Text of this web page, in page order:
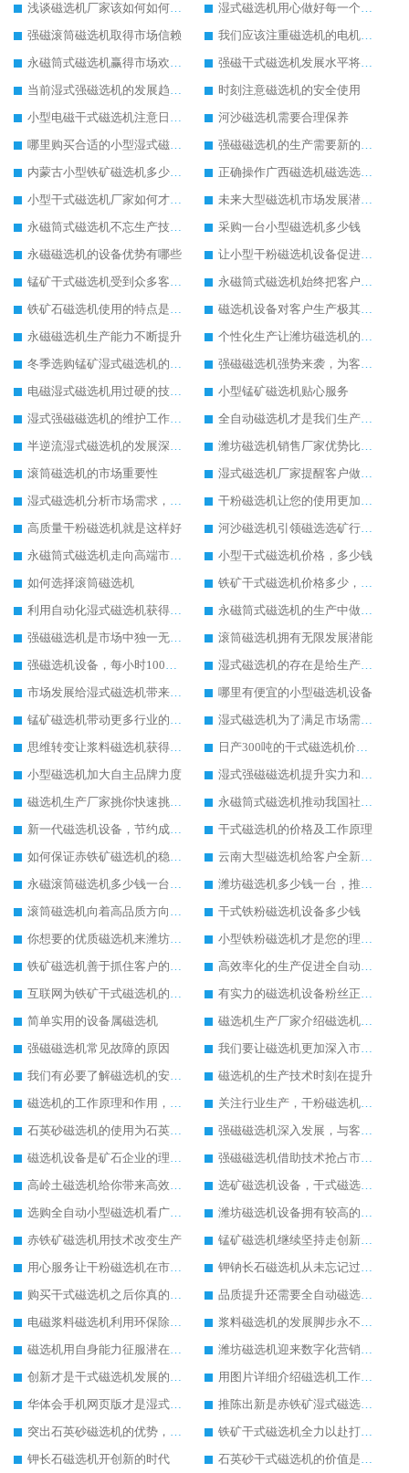
浅谈磁选机厂家该如何如何获得市场优势
湿式磁选机用心做好每一个生产环节
强磁滚筒磁选机取得市场信赖
我们应该注重磁选机的电机检修工作
永磁筒式磁选机赢得市场欢迎的原因
强磁干式磁选机发展水平将继续提高
当前湿式强磁选机的发展趋势与走向
时刻注意磁选机的安全使用
小型电磁干式磁选机注意日常的保养工作
河沙磁选机需要合理保养
哪里购买合适的小型湿式磁选机设备
强磁磁选机的生产需要新的思维模式
内蒙古小型铁矿磁选机多少钱一台
正确操作广西磁选机磁选选矿效果好
小型干式磁选机厂家如何才能做得更好
未来大型磁选机市场发展潜力无穷
永磁筒式磁选机不忘生产技术革新
采购一台小型磁选机多少钱
永磁磁选机的设备优势有哪些
让小型干粉磁选机设备促进您企业的成长
锰矿干式磁选机受到众多客户的推荐
永磁筒式磁选机始终把客户需求放在首位
铁矿石磁选机使用的特点是比较方便
磁选机设备对客户生产极其重要
永磁磁选机生产能力不断提升
个性化生产让潍坊磁选机的使用更加便利
冬季选购锰矿湿式磁选机的注意事项
强磁磁选机强势来袭，为客户提供更多帮助
电磁湿式磁选机用过硬的技术为客户生产带去便利
小型锰矿磁选机贴心服务
湿式强磁磁选机的维护工作是如此的简单
全自动磁选机才是我们生产需要的
半逆流湿式磁选机的发展深入人心
潍坊磁选机销售厂家优势比较高
滚筒磁选机的市场重要性
湿式磁选机厂家提醒客户做好湿式磁选机的维护工作
湿式磁选机分析市场需求，提升生产技术
干粉磁选机让您的使用更加放心
高质量干粉磁选机就是这样好
河沙磁选机引领磁选选矿行业快速发展
永磁筒式磁选机走向高端市场发展
小型干式磁选机价格，多少钱
如何选择滚筒磁选机
铁矿干式磁选机价格多少，贵不贵
利用自动化湿式磁选机获得客户认可
永磁筒式磁选机的生产中做出新的改变
强磁磁选机是市场中独一无二的好用的设备
滚筒磁选机拥有无限发展潜能
强磁选机设备，每小时100吨大概多少钱
湿式磁选机的存在是给生产极大的帮助
市场发展给湿式磁选机带来好的发展机遇
哪里有便宜的小型磁选机设备
锰矿磁选机带动更多行业的进步和发展
湿式磁选机为了满足市场需求而不断努力
思维转变让浆料磁选机获得发展先机
日产300吨的干式磁选机价格以及参数
小型磁选机加大自主品牌力度
湿式强磁磁选机提升实力和生产价值
磁选机生产厂家挑你快速挑选磁选机设备
永磁筒式磁选机推动我国社会的发展
新一代磁选机设备，节约成本又好用
干式磁选机的价格及工作原理
如何保证赤铁矿磁选机的稳定发展
云南大型磁选机给客户全新的体验
永磁滚筒磁选机多少钱一台，提供型号参数表
潍坊磁选机多少钱一台，推荐合适磁选机厂家
滚筒磁选机向着高品质方向发展
干式铁粉磁选机设备多少钱
你想要的优质磁选机来潍坊找华体会手机网页版-华体会(中国)
小型铁粉磁选机才是您的理想设备
铁矿磁选机善于抓住客户的心里需求
高效率化的生产促进全自动磁选机的发展
互联网为铁矿干式磁选机的销售提供了便利
有实力的磁选机设备粉丝正在暴增
简单实用的设备属磁选机
磁选机生产厂家介绍磁选机的使用范围
强磁磁选机常见故障的原因
我们要让磁选机更加深入市场发展
我们有必要了解磁选机的安全技术操作方法
磁选机的生产技术时刻在提升
磁选机的工作原理和作用，磁选机是为企业奋斗的
关注行业生产，干粉磁选机更适合市场使用
石英砂磁选机的使用为石英砂除铁带来较好的发展
强磁磁选机深入发展，与客户共创美好明天
磁选机设备是矿石企业的理想设备
强磁磁选机借助技术抢占市场，强磁磁选机电话
高岭土磁选机给你带来高效率生产
选矿磁选机设备，干式磁选机未来发展怎么样
选购全自动小型磁选机看广告不如看实力
潍坊磁选机设备拥有较高的社会地位
赤铁矿磁选机用技术改变生产
锰矿磁选机继续坚持走创新之路
用心服务让干粉磁选机在市场中发展更好
钾钠长石磁选机从未忘记过坚持环保生产的任务
购买干式磁选机之后你真的做过保养工作吗
品质提升还需要全自动磁选机的自动化生产为主
电磁浆料磁选机利用环保除铁方式进行工作
浆料磁选机的发展脚步永不停歇
磁选机用自身能力征服潜在客户
潍坊磁选机迎来数字化营销时代
创新才是干式磁选机发展的关键
用图片详细介绍磁选机工作原理
华体会手机网页版才是湿式磁选机内在比较好的宣传
推陈出新是赤铁矿湿式磁选机发展的关键
突出石英砂磁选机的优势，让其生产更加方便
铁矿干式磁选机全力以赴打造销售巅峰
钾长石磁选机开创新的时代
石英砂干式磁选机的价值是不可估量的